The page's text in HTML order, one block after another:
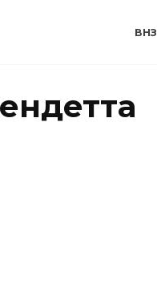
ВНЗ